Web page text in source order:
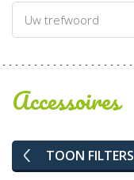
Accessoires
TOON FILTERS